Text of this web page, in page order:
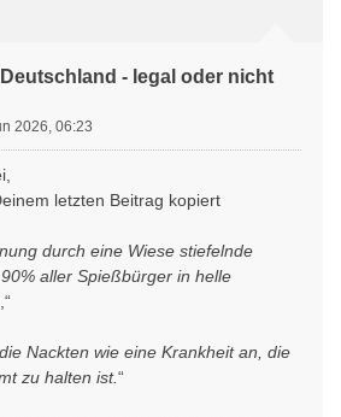
- legal oder nicht
2026, 06:23
letzten Beitrag kopiert
durch eine Wiese stiefelnde
aller Spießbürger in helle
,“
Nackten wie eine Krankheit an, die
zu halten ist.“